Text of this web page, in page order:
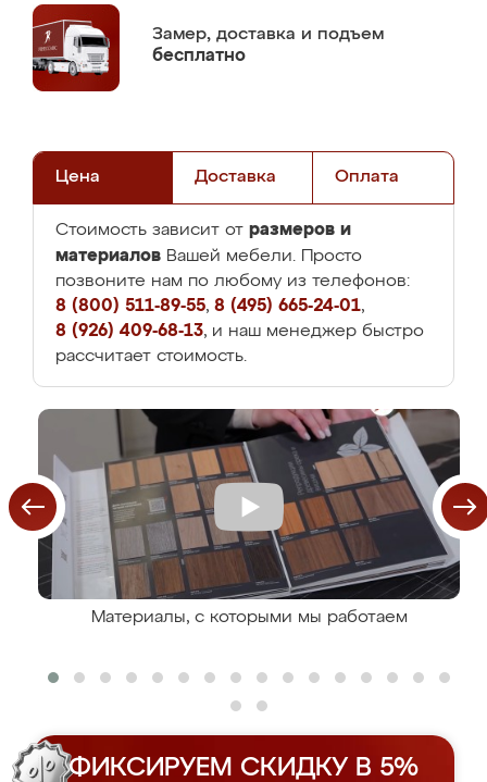
Замер, доставка и подъем
бесплатно
Цена Доставка Оплата
Стоимость зависит от размеров и
материалов Вашей мебели. Просто
позвоните нам по любому из телефонов:
8 (800) 511-89-55, 8 (495) 665-24-01,
8 (926) 409-68-13, и наш менеджер быстро
рассчитает стоимость.
Материалы, с которыми мы работаем
ФИКСИРУЕМ СКИДКУ В 5%